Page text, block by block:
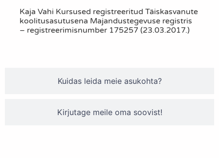
Kuidas leida meie asukohta?
Kirjutage meile oma soovist!
Kaja Vahi Kursused registreeritud Täiskasvanute
koolitusasutusena Majandustegevuse registris
– registreerimisnumber 175257 (23.03.2017.)